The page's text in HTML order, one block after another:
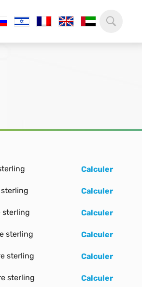
Calculer
Calculer
sterling Calculer
sterling Calculer
sterling Calculer
sterling Calculer